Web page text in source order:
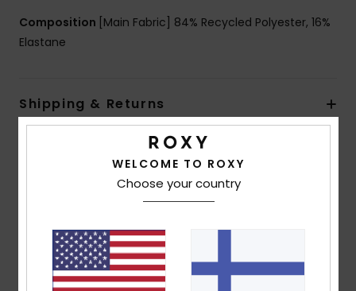
Composition [Main Fabric] 84% Recycled Polyester, 16%
Elastane
Shipping & Returns
Customer Reviews
Average Score
5.0/5
WELCOME TO ROXY
Choose your country